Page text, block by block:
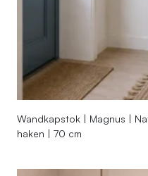
Wandkapstok | Magnus |
haken | 70 cm